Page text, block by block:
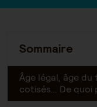
Sommaire
Âge légal, âge
cotisés… De quoi